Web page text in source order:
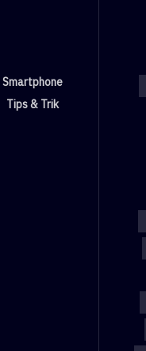
Smartphone
Tips & Trik